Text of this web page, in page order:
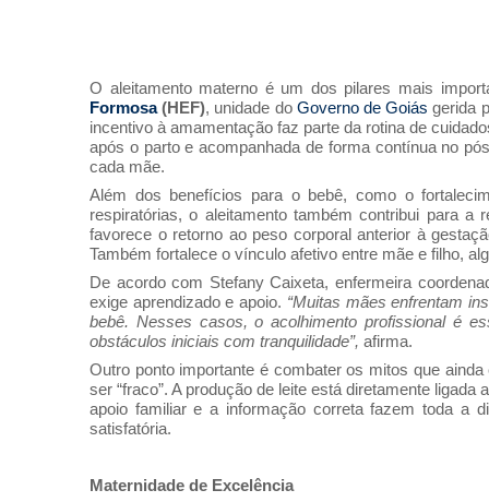
O aleitamento materno é um dos pilares mais
Formosa(HEF), unidade do Governo de Goiás gerida
incentivo à amamentação faz parte da rotina de
após o parto e acompanhada de forma contínua no
cada mãe.
Além dos benefícios para o bebê, como o
respiratórias, o aleitamento também contribui para a
favorece o retorno ao peso corporal anterior à
Também fortalece o vínculo afetivo entre mãe e filho,
De acordo com Stefany Caixeta, enfermeira
exige aprendizado e apoio. “Muitas mães enfrentam
bebê. Nesses casos, o acolhimento profissional é
obstáculos iniciais com tranquilidade”, afirma.
Outro ponto importante é combater os mitos que
ser “fraco”. A produção de leite está diretamente
apoio familiar e a informação correta fazem toda a
satisfatória.
Maternidade de Excelência